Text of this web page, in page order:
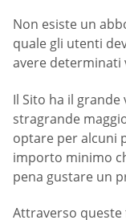
Non esiste un
quale gli utenti
avere determinati
Il Sito ha il
stragrande
optare per alcuni
importo minimo
pena gustare un
Attraverso